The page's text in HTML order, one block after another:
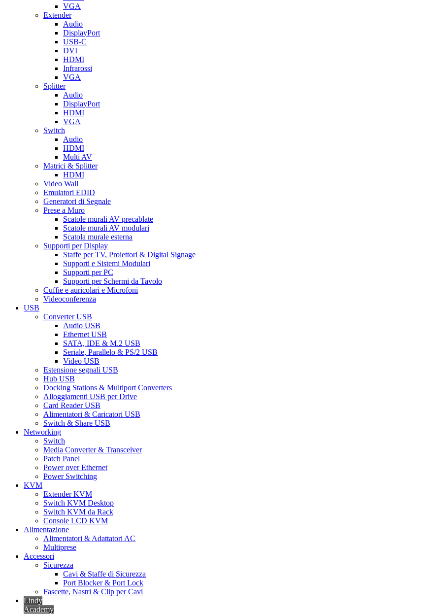
VGA
Extender
Audio
DisplayPort
USB-C
DVI
HDMI
Infrarossi
VGA
Splitter
Audio
DisplayPort
HDMI
VGA
Switch
Audio
HDMI
Multi AV
Matrici & Splitter
HDMI
Video Wall
Emulatori EDID
Generatori di Segnale
Prese a Muro
Scatole murali AV precablate
Scatole murali AV modulari
Scatola murale esterna
Supporti per Display
Staffe per TV, Proiettori & Digital Signage
Supporti e Sistemi Modulari
Supporti per PC
Supporti per Schermi da Tavolo
Cuffie e auricolari e Microfoni
Videoconferenza
USB
Converter USB
Audio USB
Ethernet USB
SATA, IDE & M.2 USB
Seriale, Parallelo & PS/2 USB
Video USB
Estensione segnali USB
Hub USB
Docking Stations & Multiport Converters
Alloggiamenti USB per Drive
Card Reader USB
Alimentatori & Caricatori USB
Switch & Share USB
Networking
Switch
Media Converter & Transceiver
Patch Panel
Power over Ethernet
Power Switching
KVM
Extender KVM
Switch KVM Desktop
Switch KVM da Rack
Console LCD KVM
Alimentazione
Alimentatori & Adattatori AC
Multiprese
Accessori
Sicurezza
Cavi & Staffe di Sicurezza
Port Blocker & Port Lock
Fascette, Nastri & Clip per Cavi
Lindy
Academy